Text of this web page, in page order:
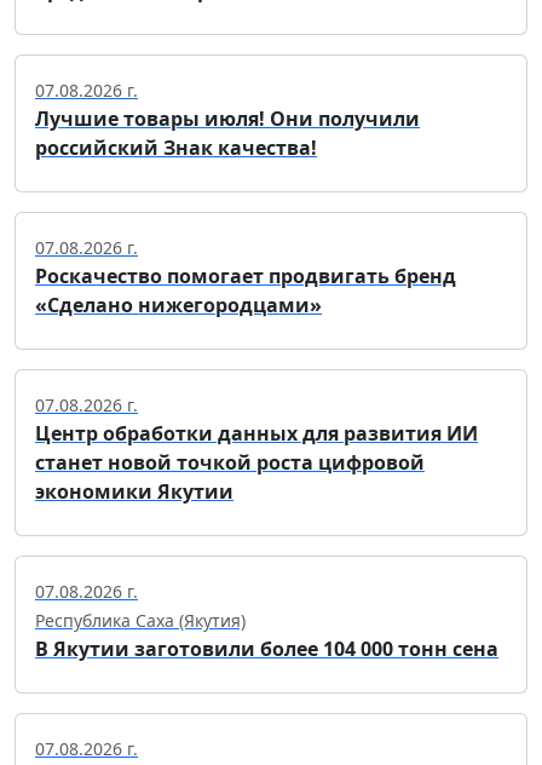
07.08.2026 г.
Лучшие товары июля! Они получили
российский Знак качества!
07.08.2026 г.
Роскачество помогает продвигать бренд
«Сделано нижегородцами»
07.08.2026 г.
Центр обработки данных для развития ИИ
станет новой точкой роста цифровой
экономики Якутии
07.08.2026 г.
Республика Саха (Якутия)
В Якутии заготовили более 104 000 тонн сена
07.08.2026 г.